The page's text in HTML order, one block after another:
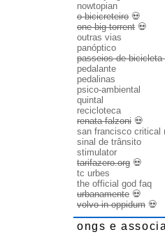
nowtopian
o bicicreteiro 💀
one big torrent 💀
outras vias
panóptico
passeios de bicicleta
pedalante
pedalinas
psico-ambiental
quintal
recicloteca
renata falzoni 💀
san francisco critical
sinal de trânsito
stimulator
tarifazero.org 💀
tc urbes
the official god faq
urbanamente 💀
volvo in oppidum 💀
ongs e